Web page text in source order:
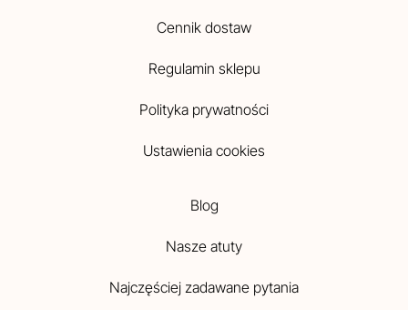
Cennik dostaw
Regulamin sklepu
Polityka prywatności
Ustawienia cookies
Blog
Nasze atuty
Najczęściej zadawane pytania